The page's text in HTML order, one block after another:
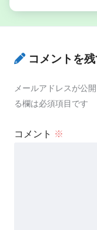
コメントを
メールアドレスが公
る欄は必須項目です
コメント ※